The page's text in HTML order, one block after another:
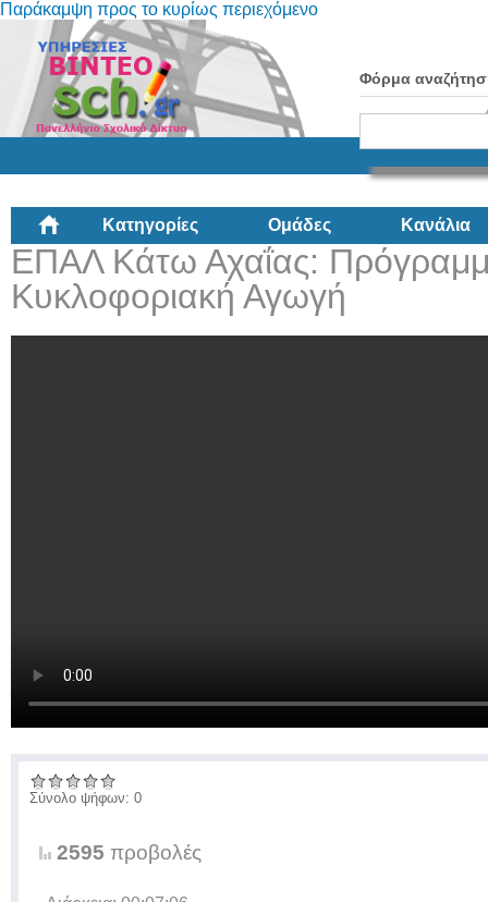
Παράκαμψη προς το κυρίως περιεχόμενο
Φόρμα
Κατηγορίες Ομάδες Κανάλια
ΕΠΑΛ Κάτω Αχαΐας:
Κυκλοφοριακή Αγωγή
Σύνολο ψήφων: 0
2595 προβολές